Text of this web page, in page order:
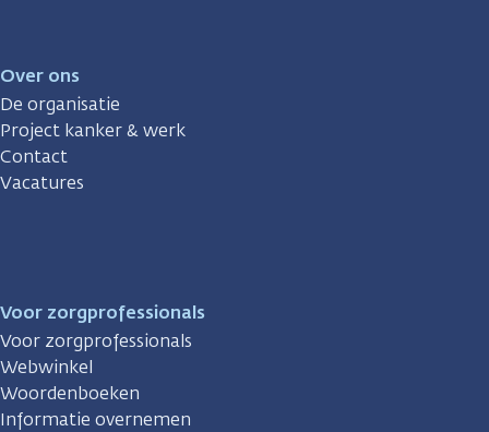
Over ons
De organisatie
Project kanker & werk
Contact
Vacatures
Voor zorgprofessionals
Voor zorgprofessionals
Webwinkel
Woordenboeken
Informatie overnemen